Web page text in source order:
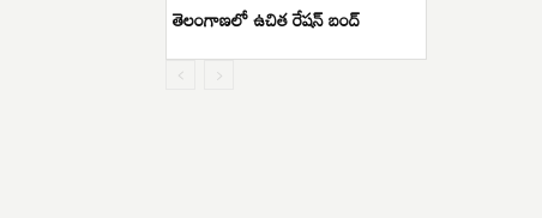
తెలంగాణలో ఉచిత రేషన్ బంద్